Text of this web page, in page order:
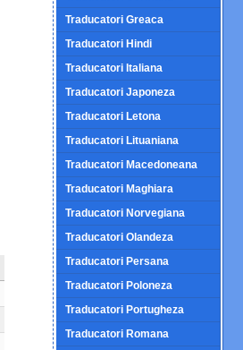
Traducatori Greaca
Traducatori Hindi
Traducatori Italiana
Traducatori Japoneza
Traducatori Letona
Traducatori Lituaniana
Traducatori Macedoneana
Traducatori Maghiara
Traducatori Norvegiana
Traducatori Olandeza
Traducatori Persana
Traducatori Poloneza
Traducatori Portugheza
Traducatori Romana